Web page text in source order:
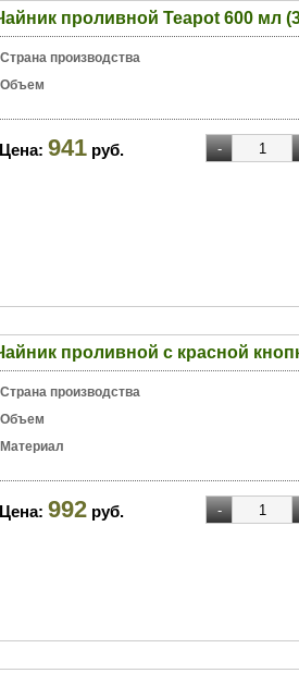
проливной Teapot 600 мл
Страна производства
Объем
Цена: 941 руб.
проливной с красной
Страна производства
Объем
Материал
Цена: 992 руб.